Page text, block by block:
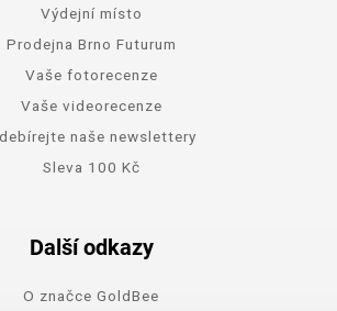
Výdejní místo
Prodejna Brno Futurum
Vaše fotorecenze
Vaše videorecenze
naše newslettery
Sleva 100 Kč
Další odkazy
O značce GoldBee